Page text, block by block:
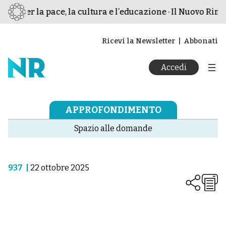
per la pace, la cultura e l’educazione · Il Nuovo
Ricevi la Newsletter Abbonati
Accedi
APPROFONDIMENTO
Spazio alle domande
937 22 ottobre 2025